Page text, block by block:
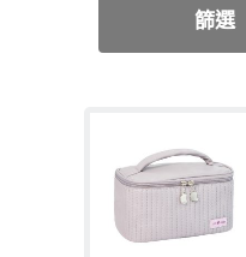
篩選